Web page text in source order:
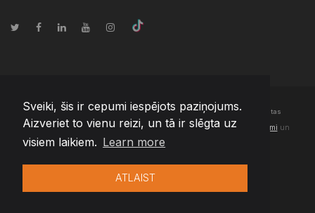
Sveiki, šis ir cepumi iespējots paziņojums.
Aizveriet to vienu reizi, un tā ir slēgta uz
visiem laikiem. Learn more
ATLAIST
© Autortiesības2026 Team Extension Latvia- Visas tiesības aizsargātas
Changelog● Izmantojot šo vietni, jūs piekrītat mūsuLietošanas noteikumi un
Privātuma politika